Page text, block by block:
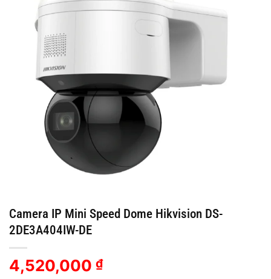
Camera IP Mini Speed Dome Hikvision DS-
2DE3A404IW-DE
4,520,000 ₫